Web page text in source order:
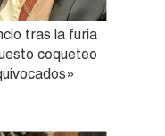
tras la furia
coqueteo